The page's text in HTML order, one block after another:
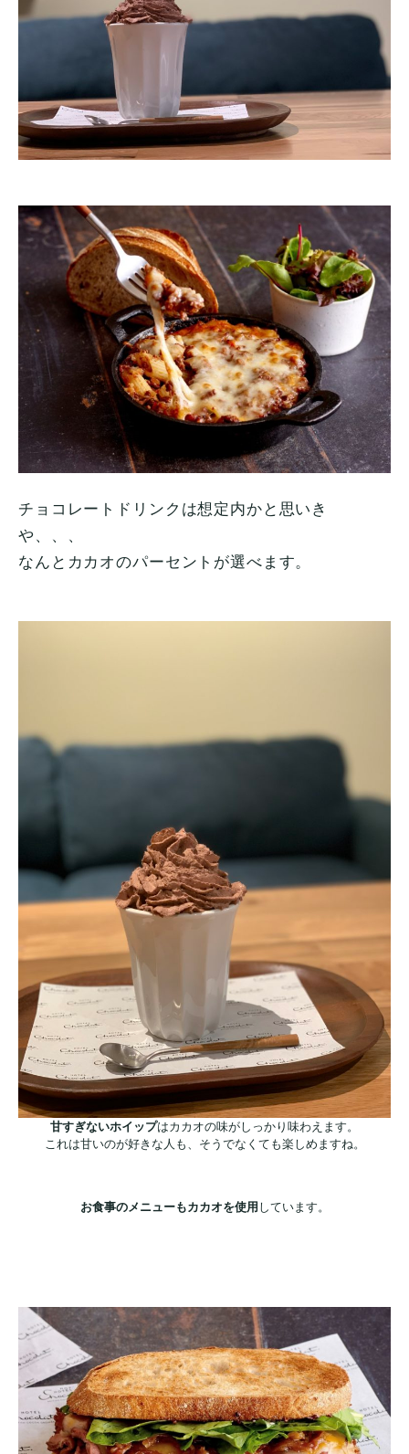
チョコレートドリンクは想定内かと思いき
や、、、
なんとカカオのパーセントが選べます。
甘すぎないホイップはカカオの味がしっかり味わえます。
これは甘いのが好きな人も、そうでなくても楽しめますね。
お食事のメニューもカカオを使用 しています。